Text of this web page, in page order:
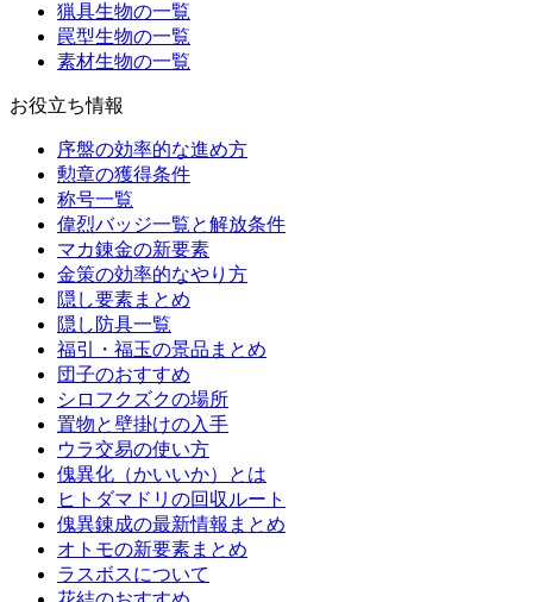
猟具生物の一覧
罠型生物の一覧
素材生物の一覧
お役立ち情報
序盤の効率的な進め方
勲章の獲得条件
称号一覧
偉烈バッジ一覧と解放条件
マカ錬金の新要素
金策の効率的なやり方
隠し要素まとめ
隠し防具一覧
福引・福玉の景品まとめ
団子のおすすめ
シロフクズクの場所
置物と壁掛けの入手
ウラ交易の使い方
傀異化（かいいか）とは
ヒトダマドリの回収ルート
傀異錬成の最新情報まとめ
オトモの新要素まとめ
ラスボスについて